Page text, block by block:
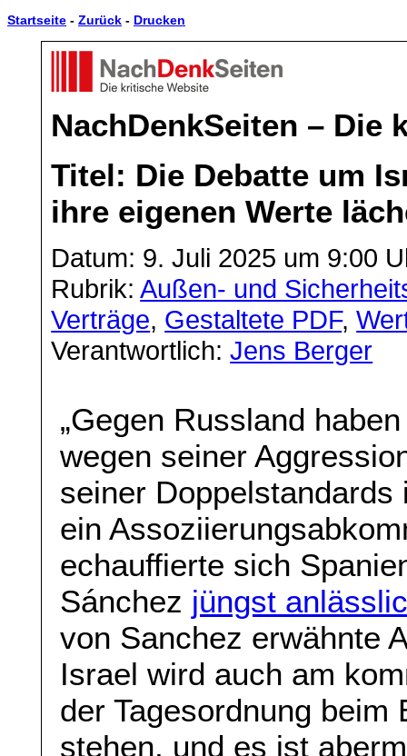
Startseite - Zurück - Drucken
NachDenkSeiten – Die
Titel: Die Debatte um
ihre eigenen Werte
Datum: 9. Juli 2025 um 9:00
Rubrik:Außen- und
Verträge, Gestaltete PDF,
Verantwortlich:Jens Berger
„Gegen Russland
wegen seiner
seiner
ein
echauffierte sich
Sánchez jüngst
von Sanchez erwähnte
Israel wird auch am
der Tagesordnung
stehen, und es ist